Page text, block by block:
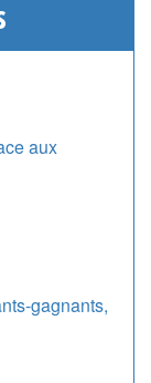
aux
gagnants,